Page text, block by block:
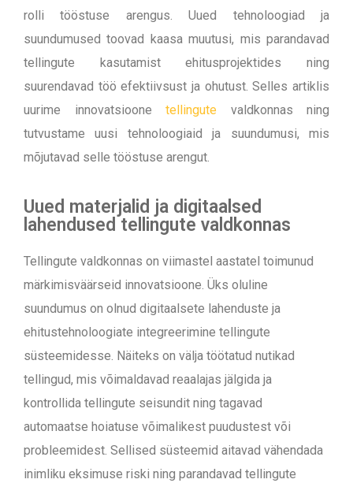
rolli tööstuse arengus. Uued tehnoloogiad ja
suundumused toovad kaasa muutusi, mis parandavad
tellingute kasutamist ehitusprojektides ning
suurendavad töö efektiivsust ja ohutust. Selles artiklis
uurime innovatsioone tellingute valdkonnas ning
tutvustame uusi tehnoloogiaid ja suundumusi, mis
mõjutavad selle tööstuse arengut.
Uued materjalid ja digitaalsed
lahendused tellingute valdkonnas
Tellingute valdkonnas on viimastel aastatel toimunud
märkimisväärseid innovatsioone. Üks oluline
suundumus on olnud digitaalsete lahenduste ja
ehitustehnoloogiate integreerimine tellingute
süsteemidesse. Näiteks on välja töötatud nutikad
tellingud, mis võimaldavad reaalajas jälgida ja
kontrollida tellingute seisundit ning tagavad
automaatse hoiatuse võimalikest puudustest või
probleemidest. Sellised süsteemid aitavad vähendada
inimliku eksimuse riski ning parandavad tellingute